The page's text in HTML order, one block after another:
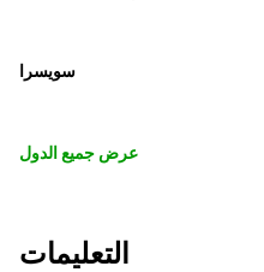
سويسرا
عرض جميع الدول
التعليمات